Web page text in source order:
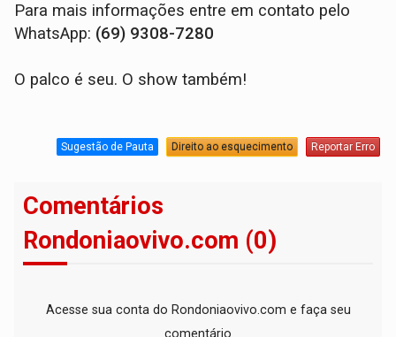
Para mais informações entre em contato pelo
WhatsApp: (69) 9308-7280
O palco é seu. O show também!
Sugestão de Pauta Direito ao esquecimento Reportar Erro
Comentários
Rondoniaovivo.com (0)
Acesse sua conta do Rondoniaovivo.com e faça seu
comentário